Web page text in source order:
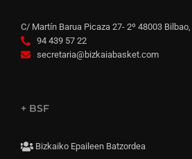
C/ Martín Barua Picaza 27- 2º 48003
94 439 57 22
secretaria@bizkaiabasket.com
+ BSF
Bizkaiko Epaileen Batzordea